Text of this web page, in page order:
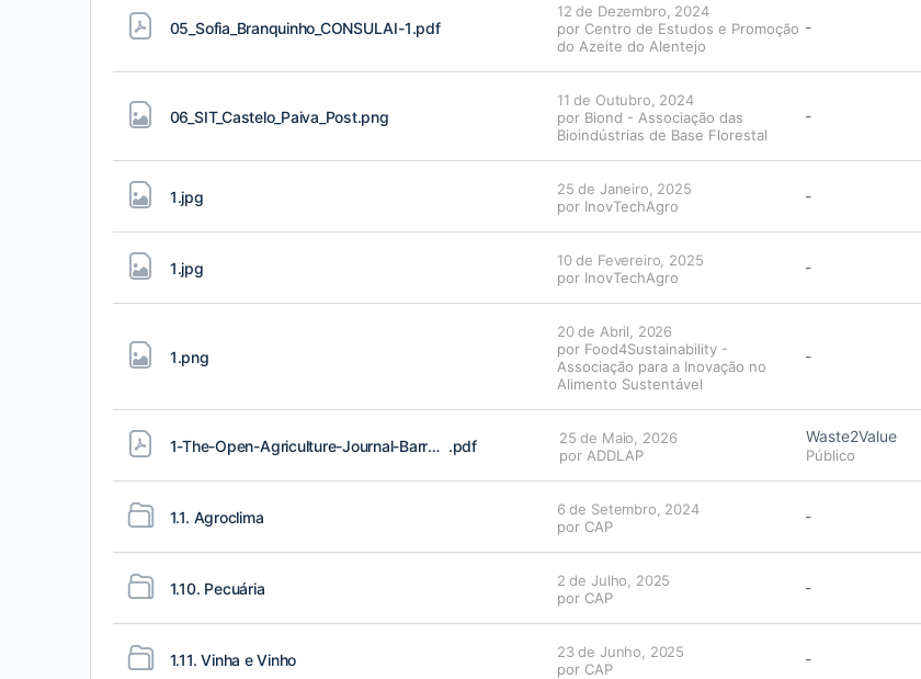
05_Sofia_Branquinho_CONSULAI-1.pdf
12 de Dezembro, 2024
por Centro de Estudos e Promoção
do Azeite do Alentejo
-
06_SIT_Castelo_Paiva_Post.png
11 de Outubro, 2024
por Biond - Associação das
Bioindústrias de Base Florestal
-
1.jpg
25 de Janeiro, 2025
por InovTechAgro
-
1.jpg
10 de Fevereiro, 2025
por InovTechAgro
-
1.png
20 de Abril, 2026
por Food4Sustainability -
Associação para a Inovação no
Alimento Sustentável
-
1-The-Open-Agriculture-Journal-Barracosa-et-al-2020-TOAJ .pdf
25 de Maio, 2026
por ADDLAP
Waste2Value
Público
1.1. Agroclima
6 de Setembro, 2024
por CAP
-
1.10. Pecuária
2 de Julho, 2025
por CAP
-
1.11. Vinha e Vinho
23 de Junho, 2025
por CAP
-